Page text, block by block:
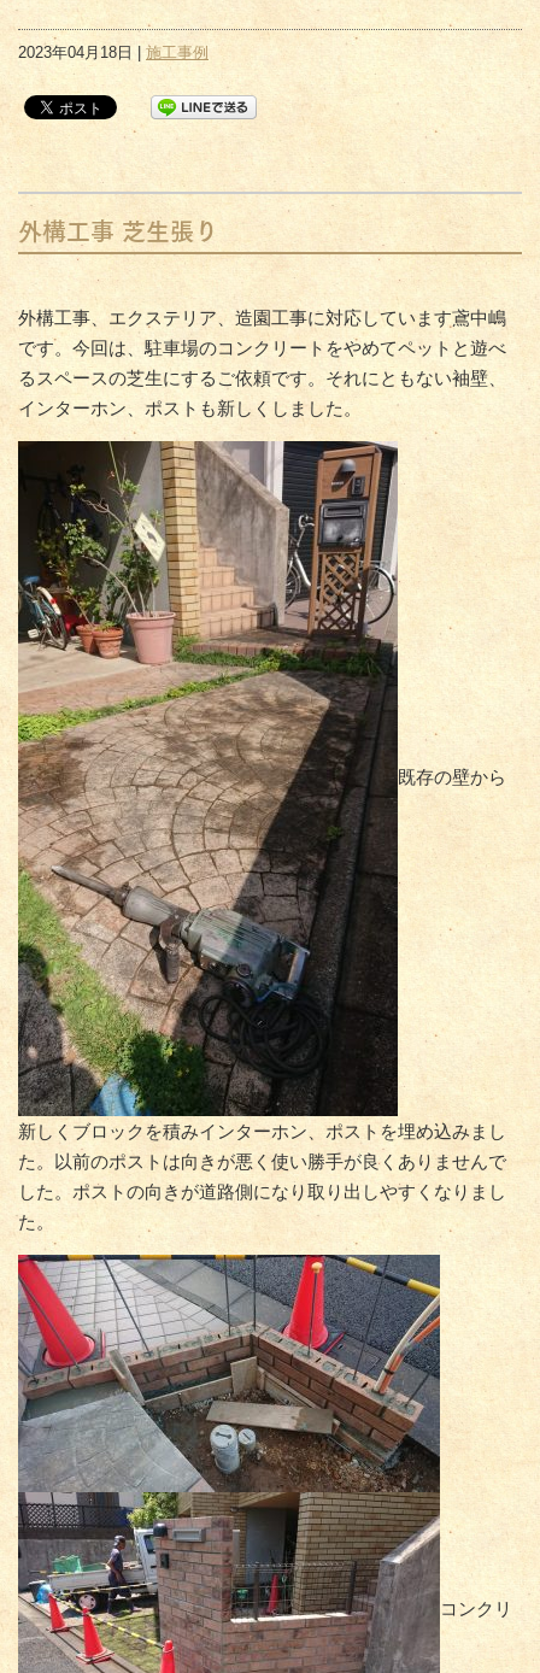
2023年04月18日 | 施工事例
外構工事 芝生張り
外構工事、エクステリア、造園工事に対応しています鳶中嶋
です。今回は、駐車場のコンクリートをやめてペットと遊べ
るスペースの芝生にするご依頼です。それにともない袖壁、
インターホン、ポストも新しくしました。
既存の壁から
新しくブロックを積みインターホン、ポストを埋め込みまし
た。以前のポストは向きが悪く使い勝手が良くありませんで
した。ポストの向きが道路側になり取り出しやすくなりまし
た。
コンクリ